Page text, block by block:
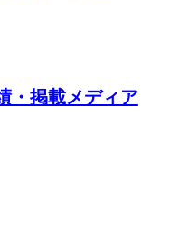
・掲載メディア